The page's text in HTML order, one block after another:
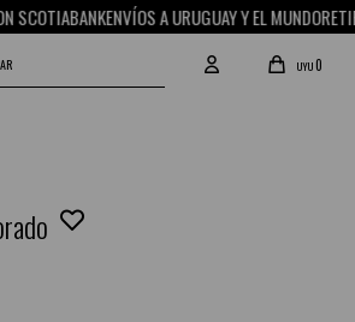
ENVÍOS A URUGUAY Y EL MUNDORETIRO
UYU0